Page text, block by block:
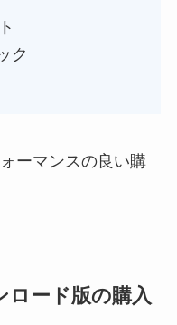
ク
ーマンスの良い購
ード版の購入